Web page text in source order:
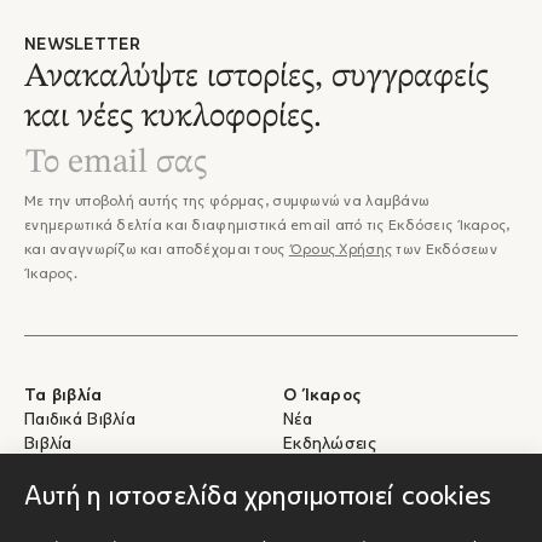
Αυτή η ιστοσελίδα χρησιμοποιεί cookies
NEWSLETTER
Ανακαλύψτε ιστορίες, συγγραφείς
και νέες κυκλοφορίες.
Με την υποβολή αυτής της φόρμας, συμφωνώ να λαμβάνω
ενημερωτικά δελτία και διαφημιστικά email από τις Εκδόσεις Ίκαρος,
και αναγνωρίζω και αποδέχομαι τους Όρους Χρήσης των Εκδόσεων
Ίκαρος.
Τα βιβλία
Παιδικά Βιβλία
Βιβλία
Ο Ίκαρος
Νέα
Εκδηλώσεις